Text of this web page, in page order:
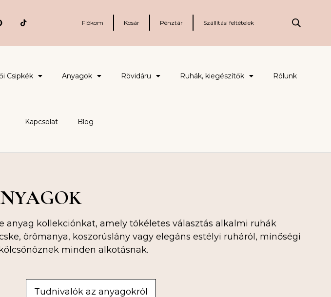
Fiókom Kosár Pénztár Szállítási feltételek
Csipkék Anyagok Rövidáru Ruhák, kiegészítők Rólunk
Kapcsolat Blog
anyag kollekciónkat, amely tökéletes választás alkalmi ruhák
örömanya, koszorúslány vagy elegáns estélyi ruháról, minőségi
minden alkotásnak.
Tudnivalók az anyagokról